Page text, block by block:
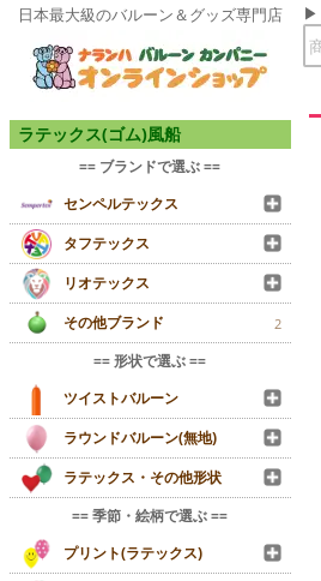
日本最大級のバルーン＆グッズ専門店
ラテックス(ゴム)風船
== ブランドで選ぶ ==
センペルテックス
タフテックス
リオテックス
その他ブランド
2
== 形状で選ぶ ==
ツイストバルーン
ラウンドバルーン(無地)
ラテックス・その他形状
== 季節・絵柄で選ぶ ==
プリント(ラテックス)